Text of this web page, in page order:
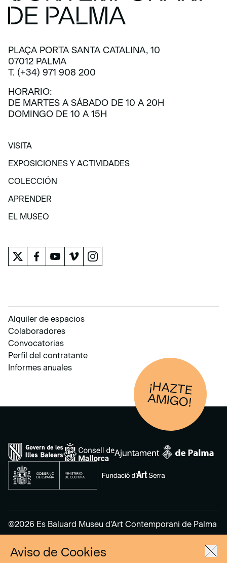
PLAÇA PORTA SANTA CATALINA, 10
07012 PALMA
T. (+34) 971 908 200
HORARIO:
DE MARTES A SÁBADO DE 10 A 20H
DOMINGO DE 10 A 15H
VISITA
VISITA
EXPOSICIONES Y ACTIVIDADES
EXPOSICIONES Y ACTIVIDADES
COLECCIÓN
COLECCIÓN
APRENDER
APRENDER
EL MUSEO
Alquiler de espacios
Colaboradores
Convocatorias
Perfil del contratante
Informes anuales
¡HAZTE
AM
IGO!
©2026 Es Baluard Museu d'Art Contemporani de Palma
Aviso Legal
Aviso de Cookies